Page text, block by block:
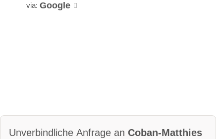
via: Google
Unverbindliche Anfrage an Coban-Matthies